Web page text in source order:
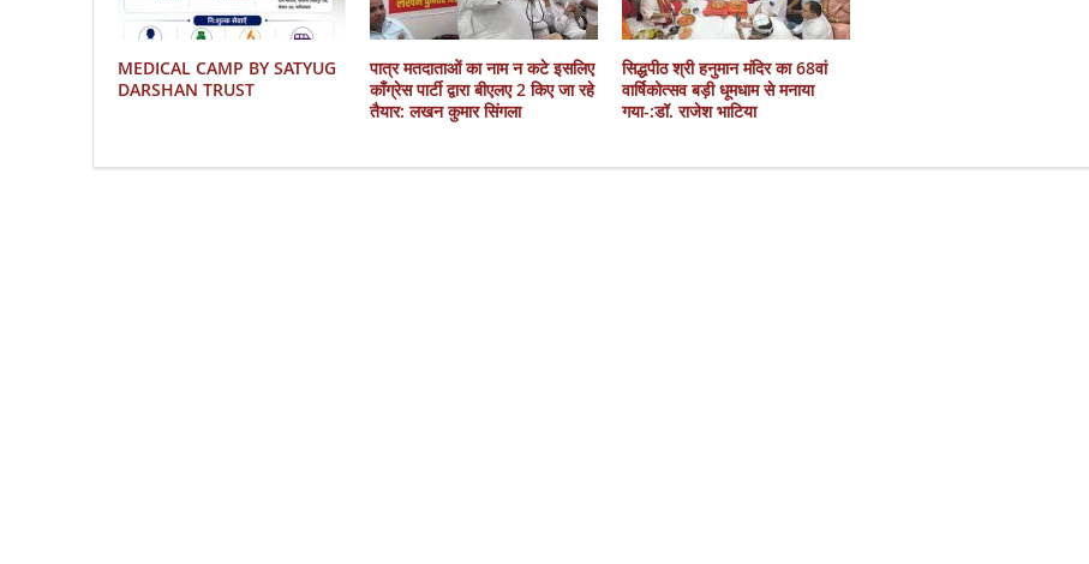
MEDICAL CAMP BY SATYUG
DARSHAN TRUST
पात्र मतदाताओं का नाम न कटे इसलिए
काँग्रेस पार्टी द्वारा बीएलए 2 किए जा रहे
तैयार: लखन कुमार सिंगला
सिद्धपीठ श्री हनुमान मंदिर का 68वां
वार्षिकोत्सव बड़ी धूमधाम से मनाया
गया-:डॉ. राजेश भाटिया